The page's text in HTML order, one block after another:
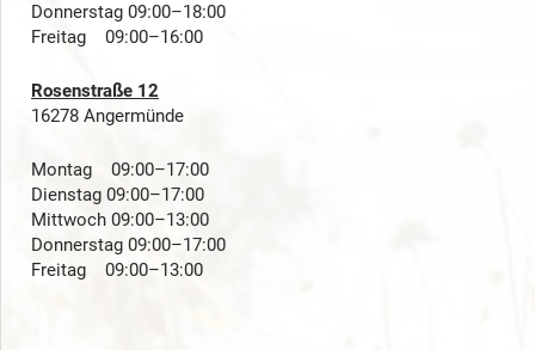
Donnerstag 09:00–18:00
Freitag 09:00–16:00
Rosenstraße 12
16278 Angermünde
Montag 09:00–17:00
Dienstag 09:00–17:00
Mittwoch 09:00–13:00
Donnerstag 09:00–17:00
Freitag 09:00–13:00